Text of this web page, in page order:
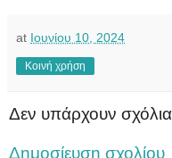
at Ιουνίου 10, 2024
Κοινή χρήση
Δεν υπάρχουν
Δημοσίευση σχολίου